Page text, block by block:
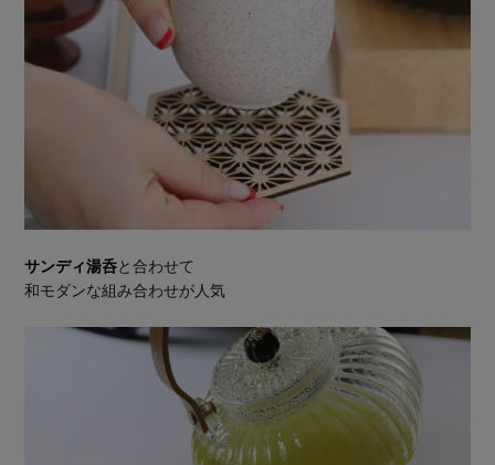
サンディ湯呑と合わせて
和モダンな組み合わせが人気